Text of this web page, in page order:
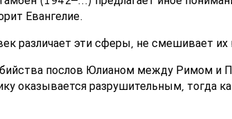
Евангелие.
различает эти сферы, не смешивает
послов Юлианом между Римом и
оказывается разрушительным, тогда